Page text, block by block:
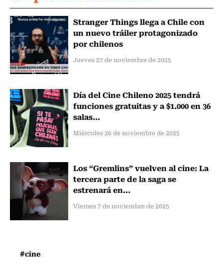
Stranger Things llega a Chile con
un nuevo tráiler protagonizado
por chilenos
Jueves 27 de noviembre de 2025
Día del Cine Chileno 2025 tendrá
funciones gratuitas y a $1.000 en 36
salas...
Miércoles 26 de noviembre de 2025
Los “Gremlins” vuelven al cine: La
tercera parte de la saga se
estrenará en...
Viernes 7 de noviembre de 2025
#cine